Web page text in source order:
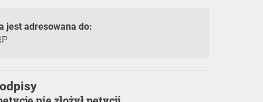
jest adresowana do: